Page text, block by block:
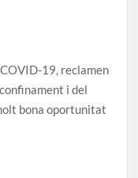
19, reclamen
i del
bona oportunitat